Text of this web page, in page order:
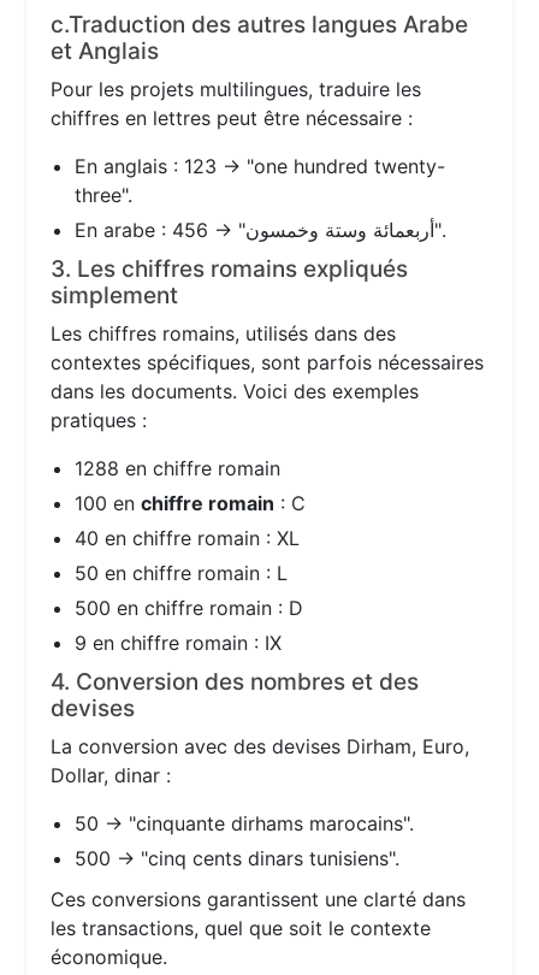
c.Traduction des autres langues Arabe
et Anglais
Pour les projets multilingues, traduire les
chiffres en lettres peut être nécessaire :
En anglais : 123 → "one hundred twenty-
three".
En arabe : 456 → "أربعمائة وستة وخمسون".
3. Les chiffres romains expliqués
simplement
Les chiffres romains, utilisés dans des
contextes spécifiques, sont parfois nécessaires
dans les documents. Voici des exemples
pratiques :
1288 en chiffre romain
100 enchiffre romain : C
40 en chiffre romain : XL
50 en chiffre romain : L
500 en chiffre romain : D
9 en chiffre romain : IX
4. Conversion des nombres et des
devises
La conversion avec des devises Dirham, Euro,
Dollar, dinar :
50 → "cinquante dirhams marocains".
500 → "cinq cents dinars tunisiens".
Ces conversions garantissent une clarté dans
les transactions, quel que soit le contexte
économique.